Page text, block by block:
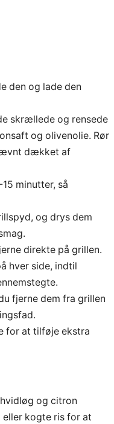
den og lade den
skrællede og rensede
og olivenolie. Rør
dækket af
minutter, så
og drys dem
direkte på grillen.
hver side, indtil
fjerne dem fra grillen
for at tilføje ekstra
og citron
kogte ris for at